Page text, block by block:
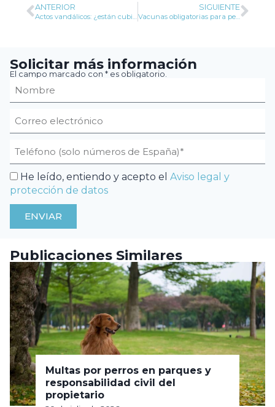
ANTERIOR
Actos vandálicos: ¿están cubiertos por el seguro de hogar?
SIGUIENTE
Vacunas obligatorias para perros: guía práctica
Solicitar más información
El campo marcado con * es obligatorio.
He leído, entiendo y acepto el Aviso legal y
protección de datos
ENVIAR
Publicaciones Similares
Multas por perros en parques y
responsabilidad civil del
propietario